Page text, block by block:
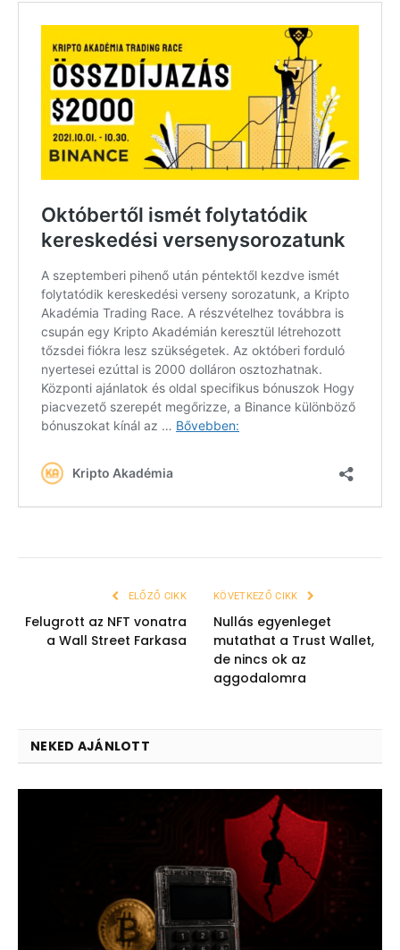
ELŐZŐ CIKK
Felugrott az NFT vonatra
a Wall Street Farkasa
KÖVETKEZŐ CIKK
Nullás egyenleget
mutathat a Trust Wallet,
de nincs ok az
aggodalomra
NEKED AJÁNLOTT